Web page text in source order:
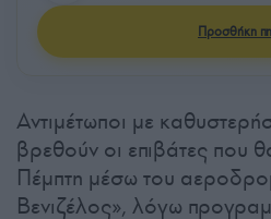
Προσθήκη
Αντιμέτωποι με
βρεθούν οι επιβάτες που
Πέμπτη μέσω του
Βενιζέλος», λόγω